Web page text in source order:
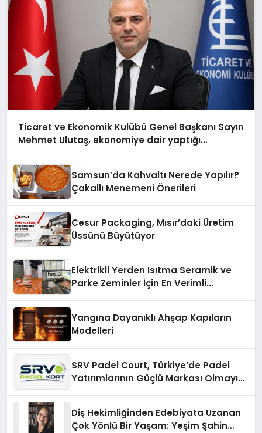
Ticaret ve Ekonomik Kulübü Genel Başkanı Sayın
Mehmet Ulutaş, ekonomiye dair yaptığı
Samsun’da Kahvaltı Nerede Yapılır?
Çakallı Menemeni Önerileri
Cesur Packaging, Mısır’daki Üretim
Üssünü Büyütüyor
Elektrikli Yerden Isıtma Seramik ve
Parke Zeminler İçin En Verimli
Yangına Dayanıklı Ahşap Kapıların
Modelleri
SRV Padel Court, Türkiye’de Padel
Yatırımlarının Güçlü Markası Olmayı
Diş Hekimliğinden Edebiyata Uzanan
Çok Yönlü Bir Yaşam: Yeşim Şahin